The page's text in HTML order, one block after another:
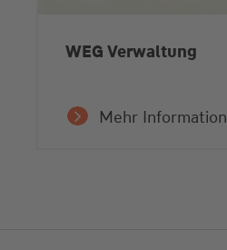
WEG Verwaltung
Mehr Information